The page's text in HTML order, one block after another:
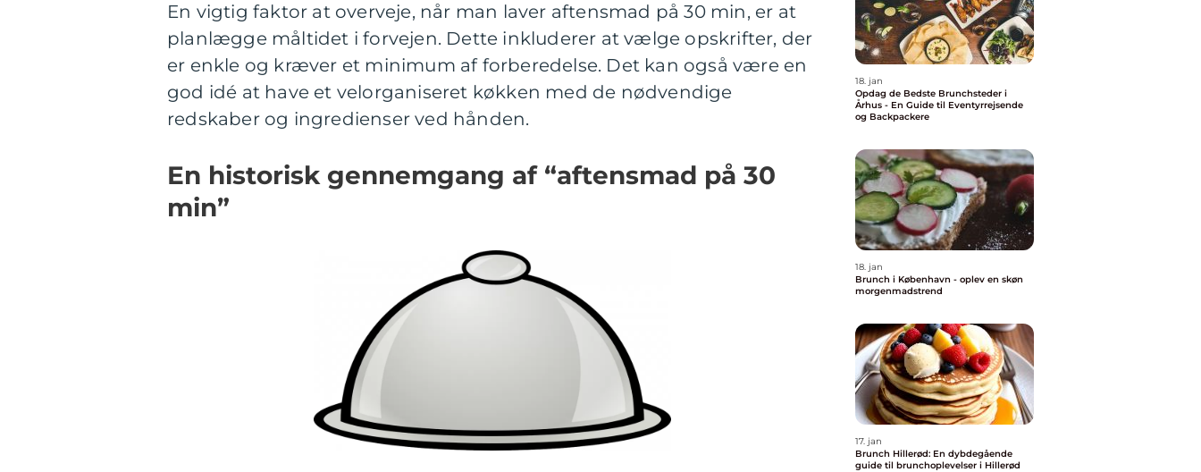
En vigtig faktor at overveje, når man laver aftensmad på 30 min, er at
planlægge måltidet i forvejen. Dette inkluderer at vælge opskrifter, der
er enkle og kræver et minimum af forberedelse. Det kan også være en
god idé at have et velorganiseret køkken med de nødvendige
redskaber og ingredienser ved hånden.
En historisk gennemgang af “aftensmad på 30
min”
18. jan
Opdag de Bedste Brunchsteder i
Århus - En Guide til Eventyrrejsende
og Backpackere
18. jan
Brunch i København - oplev en skøn
morgenmadstrend
17. jan
Brunch Hillerød: En dybdegående
guide til brunchoplevelser i Hillerød